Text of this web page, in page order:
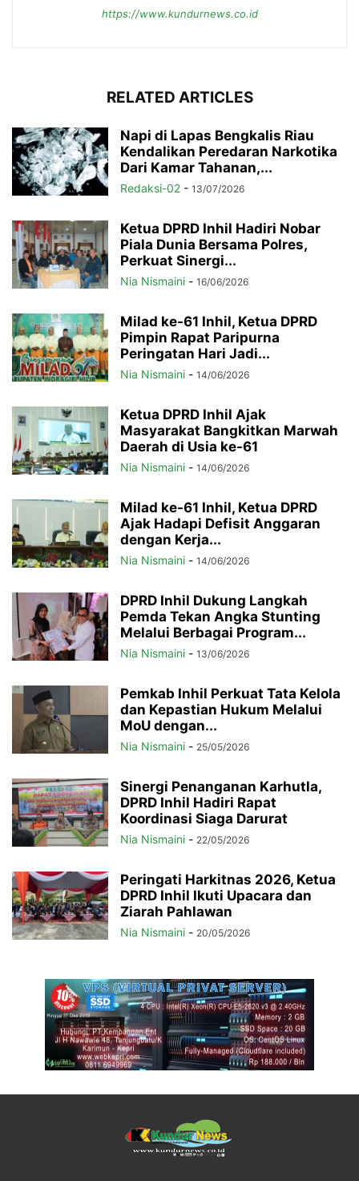
https://www.kundurnews.co.id
RELATED ARTICLES
Napi di Lapas Bengkalis Riau
Kendalikan Peredaran Narkotika
Dari Kamar Tahanan,...
Redaksi-02 - 13/07/2026
Ketua DPRD Inhil Hadiri Nobar
Piala Dunia Bersama Polres,
Perkuat Sinergi...
Nia Nismaini - 16/06/2026
Milad ke-61 Inhil, Ketua DPRD
Pimpin Rapat Paripurna
Peringatan Hari Jadi...
Nia Nismaini - 14/06/2026
Ketua DPRD Inhil Ajak
Masyarakat Bangkitkan Marwah
Daerah di Usia ke-61
Nia Nismaini - 14/06/2026
Milad ke-61 Inhil, Ketua DPRD
Ajak Hadapi Defisit Anggaran
dengan Kerja...
Nia Nismaini - 14/06/2026
DPRD Inhil Dukung Langkah
Pemda Tekan Angka Stunting
Melalui Berbagai Program...
Nia Nismaini - 13/06/2026
Pemkab Inhil Perkuat Tata Kelola
dan Kepastian Hukum Melalui
MoU dengan...
Nia Nismaini - 25/05/2026
Sinergi Penanganan Karhutla,
DPRD Inhil Hadiri Rapat
Koordinasi Siaga Darurat
Nia Nismaini - 22/05/2026
Peringati Harkitnas 2026, Ketua
DPRD Inhil Ikuti Upacara dan
Ziarah Pahlawan
Nia Nismaini - 20/05/2026